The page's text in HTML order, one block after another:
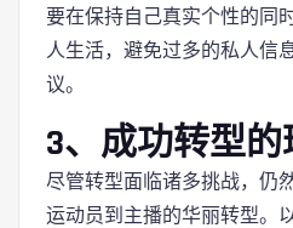
要在保持自己真实个性的同
人生活，避免过多的私人信
议。
3、成功转型
尽管转型面临诸多挑战，仍
运动员到主播的华丽转型。